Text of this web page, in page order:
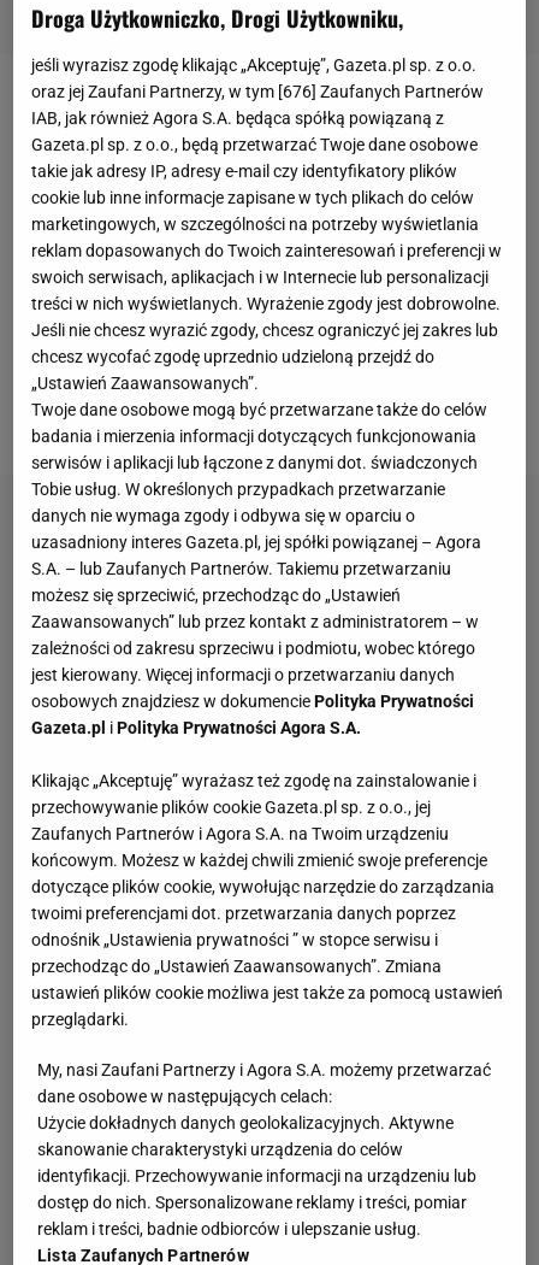
W połowie września Jacek Nawrocki pożegnał się ze
stanowiskiem selekcjonera żeńskiej reprezentacji
Polski. 56-letni trener pracował z kadrą od 2015 roku
i chciał kontynuować tę współpracę, ale na nowych
warunkach. Chodziło dokładnie o dzielenie swoich
obowiązków z trenowaniem Chemika Police. Na taki
układ nie chciał się zgodzić PZPS, co oznaczało
ostatecznie rozstanie z Jackiem Nawrockim.
Jeszcze tego samego dnia 56-latek został
przedstawiony jako nowy szkoleniowiec Chemika.
Droga Użytkowniczko, Drogi Użytkowniku,
jeśli wyrazisz zgodę klikając „Akceptuję”, Gazeta.pl sp. z o.o.
oraz jej Zaufani Partnerzy, w tym [676] Zaufanych Partnerów
IAB, jak również Agora S.A. będąca spółką powiązaną z
Gazeta.pl sp. z o.o., będą przetwarzać Twoje dane osobowe
takie jak adresy IP, adresy e-mail czy identyfikatory plików
cookie lub inne informacje zapisane w tych plikach do celów
marketingowych, w szczególności na potrzeby wyświetlania
reklam dopasowanych do Twoich zainteresowań i preferencji w
swoich serwisach, aplikacjach i w Internecie lub personalizacji
treści w nich wyświetlanych. Wyrażenie zgody jest dobrowolne.
Jeśli nie chcesz wyrazić zgody, chcesz ograniczyć jej zakres lub
chcesz wycofać zgodę uprzednio udzieloną przejdź do
„Ustawień Zaawansowanych”.
Twoje dane osobowe mogą być przetwarzane także do celów
badania i mierzenia informacji dotyczących funkcjonowania
serwisów i aplikacji lub łączone z danymi dot. świadczonych
Tobie usług. W określonych przypadkach przetwarzanie
danych nie wymaga zgody i odbywa się w oparciu o
uzasadniony interes Gazeta.pl, jej spółki powiązanej – Agora
S.A. – lub Zaufanych Partnerów. Takiemu przetwarzaniu
możesz się sprzeciwić, przechodząc do „Ustawień
Zaawansowanych” lub przez kontakt z administratorem – w
zależności od zakresu sprzeciwu i podmiotu, wobec którego
jest kierowany. Więcej informacji o przetwarzaniu danych
osobowych znajdziesz w dokumenciePolityka Prywatności
Gazeta.pl iPolityka Prywatności Agora S.A.
Klikając „Akceptuję” wyrażasz też zgodę na zainstalowanie i
przechowywanie plików cookie Gazeta.pl sp. z o.o., jej
Zaufanych Partnerów i Agora S.A. na Twoim urządzeniu
końcowym. Możesz w każdej chwili zmienić swoje preferencje
dotyczące plików cookie, wywołując narzędzie do zarządzania
twoimi preferencjami dot. przetwarzania danych poprzez
odnośnik „Ustawienia prywatności ” w stopce serwisu i
przechodząc do „Ustawień Zaawansowanych”. Zmiana
ustawień plików cookie możliwa jest także za pomocą ustawień
przeglądarki.
My, nasi Zaufani Partnerzy i Agora S.A. możemy przetwarzać
dane osobowe w następujących celach:
Użycie dokładnych danych geolokalizacyjnych. Aktywne
skanowanie charakterystyki urządzenia do celów
identyfikacji. Przechowywanie informacji na urządzeniu lub
dostęp do nich. Spersonalizowane reklamy i treści, pomiar
reklam i treści, badnie odbiorców i ulepszanie usług.
Lista Zaufanych Partnerów